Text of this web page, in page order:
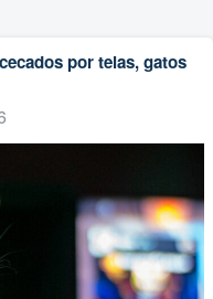
por telas, gatos